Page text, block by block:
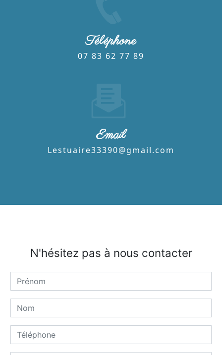
Téléphone
07 83 62 77 89
Email
lestuaire33390@gmail.com
N'hésitez pas à nous contacter